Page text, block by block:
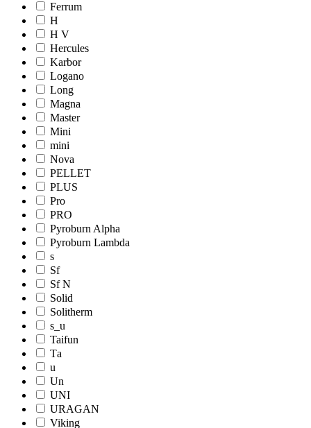
Ferrum
H
H V
Hercules
Karbor
Logano
Long
Magna
Master
Mini
mini
Nova
PELLET
PLUS
Pro
PRO
Pyroburn Alpha
Pyroburn Lambda
s
Sf
Sf N
Solid
Solitherm
s_u
Taifun
Tа
u
Un
UNI
URAGAN
Viking